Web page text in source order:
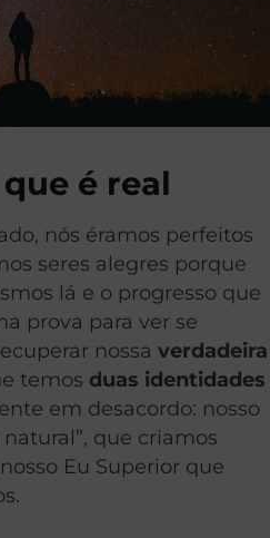
é real
nós éramos perfeitos
seres alegres porque
lá e o progresso que
prova para ver se
nossa verdadeira
temos duas identidades
em desacordo: nosso
que criamos
Eu Superior que